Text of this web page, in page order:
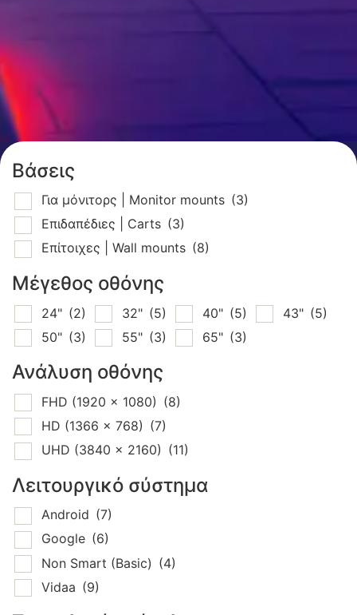
Βάσεις
Για μόνιτορς | Monitor mounts (3)
Επιδαπέδιες | Carts (3)
Επίτοιχες | Wall mounts (8)
Μέγεθος οθόνης
24" (2) 32" (5) 40" (5) 43" (5)
50" (3) 55" (3) 65" (3)
Ανάλυση οθόνης
FHD (1920 x 1080) (8)
HD (1366 x 768) (7)
UHD (3840 x 2160) (11)
Λειτουργικό σύστημα
Android (7)
Google (6)
Non Smart (Basic) (4)
Vidaa (9)